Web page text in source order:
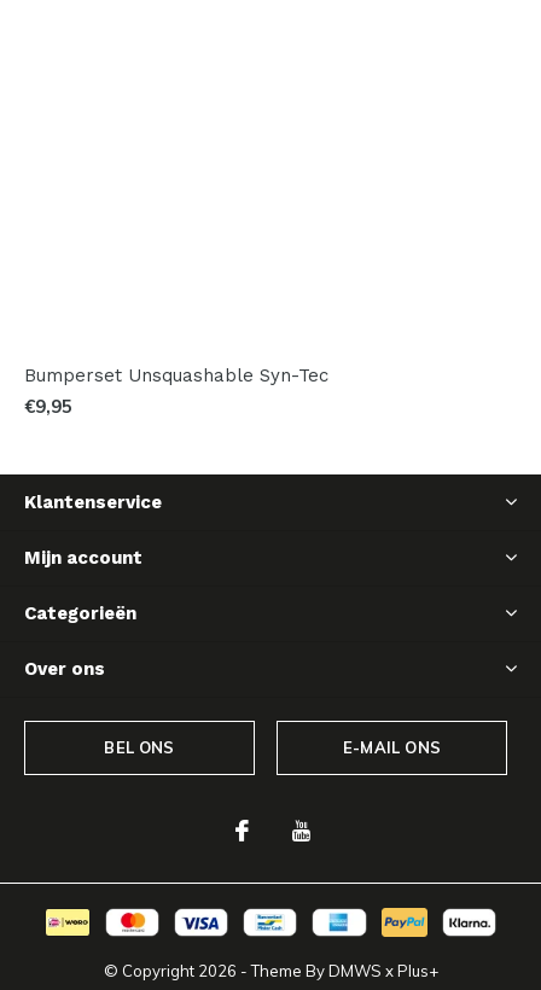
Bumperset Unsquashable Syn-Tec
€9,95
Klantenservice
Mijn account
Categorieën
Over ons
BEL ONS E-MAIL ONS
© Copyright 2026 - Theme ByDMWS xPlus+